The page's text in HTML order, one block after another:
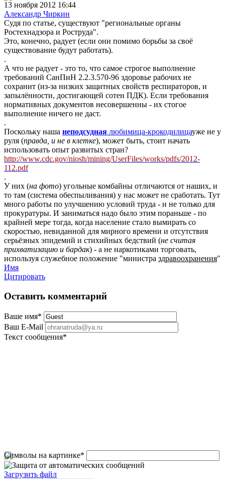
13 ноября 2012 16:44
Александр Чиркин
Судя по статье, существуют "региональные органы
Ростехнадзора и Роструда".
Это, конечно, радует (если они помимо борьбы за своё
существование будут работать).
.
А что не радует - это то, что самое строгое выполнение
требований СанПиН 2.2.3.570-96 здоровье рабочих не
сохранит (из-за низких защитных свойств респираторов, и
запылённости, достигающей сотен ПДК). Если требования
нормативных документов несовершенны - их стогое
выполнение ничего не даст.
.
Поскольку наша неподсудная любимица-крокодилицауже не у
руля (правда, и не в клетке), может быть, стоит начать
использовать опыт развитых стран?
http://www.cdc.gov/niosh/mining/UserFiles/works/pdfs/2012-
112.pdf
.
У них (на фото) угольные комбайны отличаются от наших, и
то там (система обеспыливания) у нас может не сработать. Тут
много работы по улучшению условий труда - и не только для
прокуратуры. И заниматься надо было этим пораньше - по
крайней мере тогда, когда население стало вымирать со
скоростью, невиданной для мирного времени и отсутствия
серьёзных эпидемий и стихийных бедствий (не считая
прихватизацию и бардак) - а не наркотиками торговать,
используя служебное положение "министра здравоохранения"
Имя
Цитировать
Оставить комментарий
Ваше имя*
Ваш E-Mail
Текст сообщения*
Символы на картинке*
Загрузить файл